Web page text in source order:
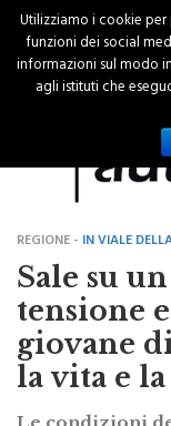
REGIONE - IN VIALE
Sale su
tensione
giovane
la vita e la
Utilizziamo i cookie
funzioni dei social
informazioni sul modo
agli istituti che